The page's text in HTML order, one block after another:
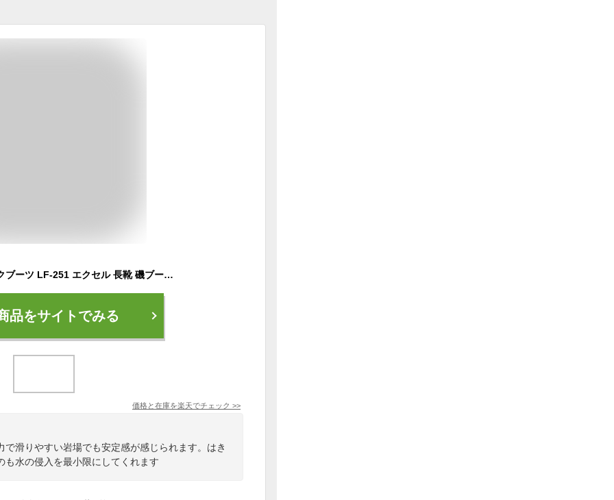
クロロプレン スパイクブーツ LF-251 エクセル 長靴 磯ブーツ 磯靴 漁業 釣り フィッシングブーツ 磯長靴 雪道 農作業 雪かき 防水 防寒 ネオプレン ネオプレーン クロロプレーン ss9
品をサイトでみる
価格と在庫を楽天でチェック >>
滑りやすい岩場でも安定感が感じられます。はき
も水の侵入を最小限にしてくれます